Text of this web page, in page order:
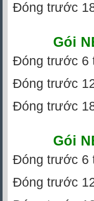
Đóng trước
Gói
Đóng trước 6
Đóng trước
Đóng trước
Gói
Đóng trước 6
Đóng trước